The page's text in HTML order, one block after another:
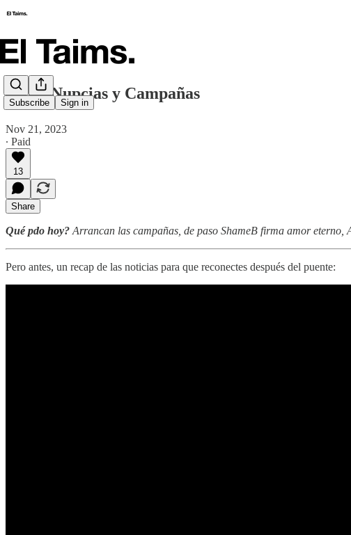
Subscribe Sign in
🗞️ De Nupcias y Campañas
Nov 21, 2023
∙ Paid
13
Share
Qué pdo hoy? Arrancan las campañas, de paso ShameB firma amor eterno,
Pero antes, un recap de las noticias para que reconectes después del puente: